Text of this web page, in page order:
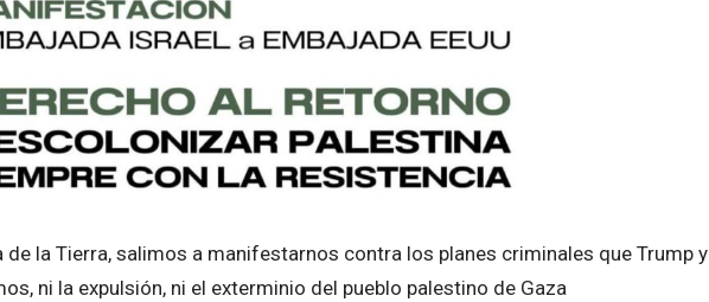
de la Tierra, salimos a manifestarnos contra los planes criminales que Trump y
ni la expulsión, ni el exterminio del pueblo palestino de Gaza